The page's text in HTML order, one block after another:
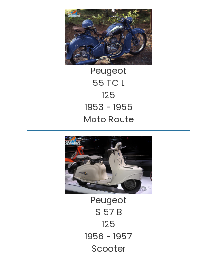
Peugeot
55 TC L
125
1953 - 1955
Moto Route
Peugeot
S 57 B
125
1956 - 1957
Scooter